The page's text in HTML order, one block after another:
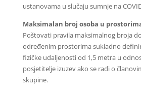
ustanovama u slučaju sumnje na
Maksimalan broj osoba u
Poštovati pravila maksimalnog broja
određenim prostorima sukladno
fizičke udaljenosti od 1,5 metra u
posjetitelje izuzev ako se radi o
skupine.